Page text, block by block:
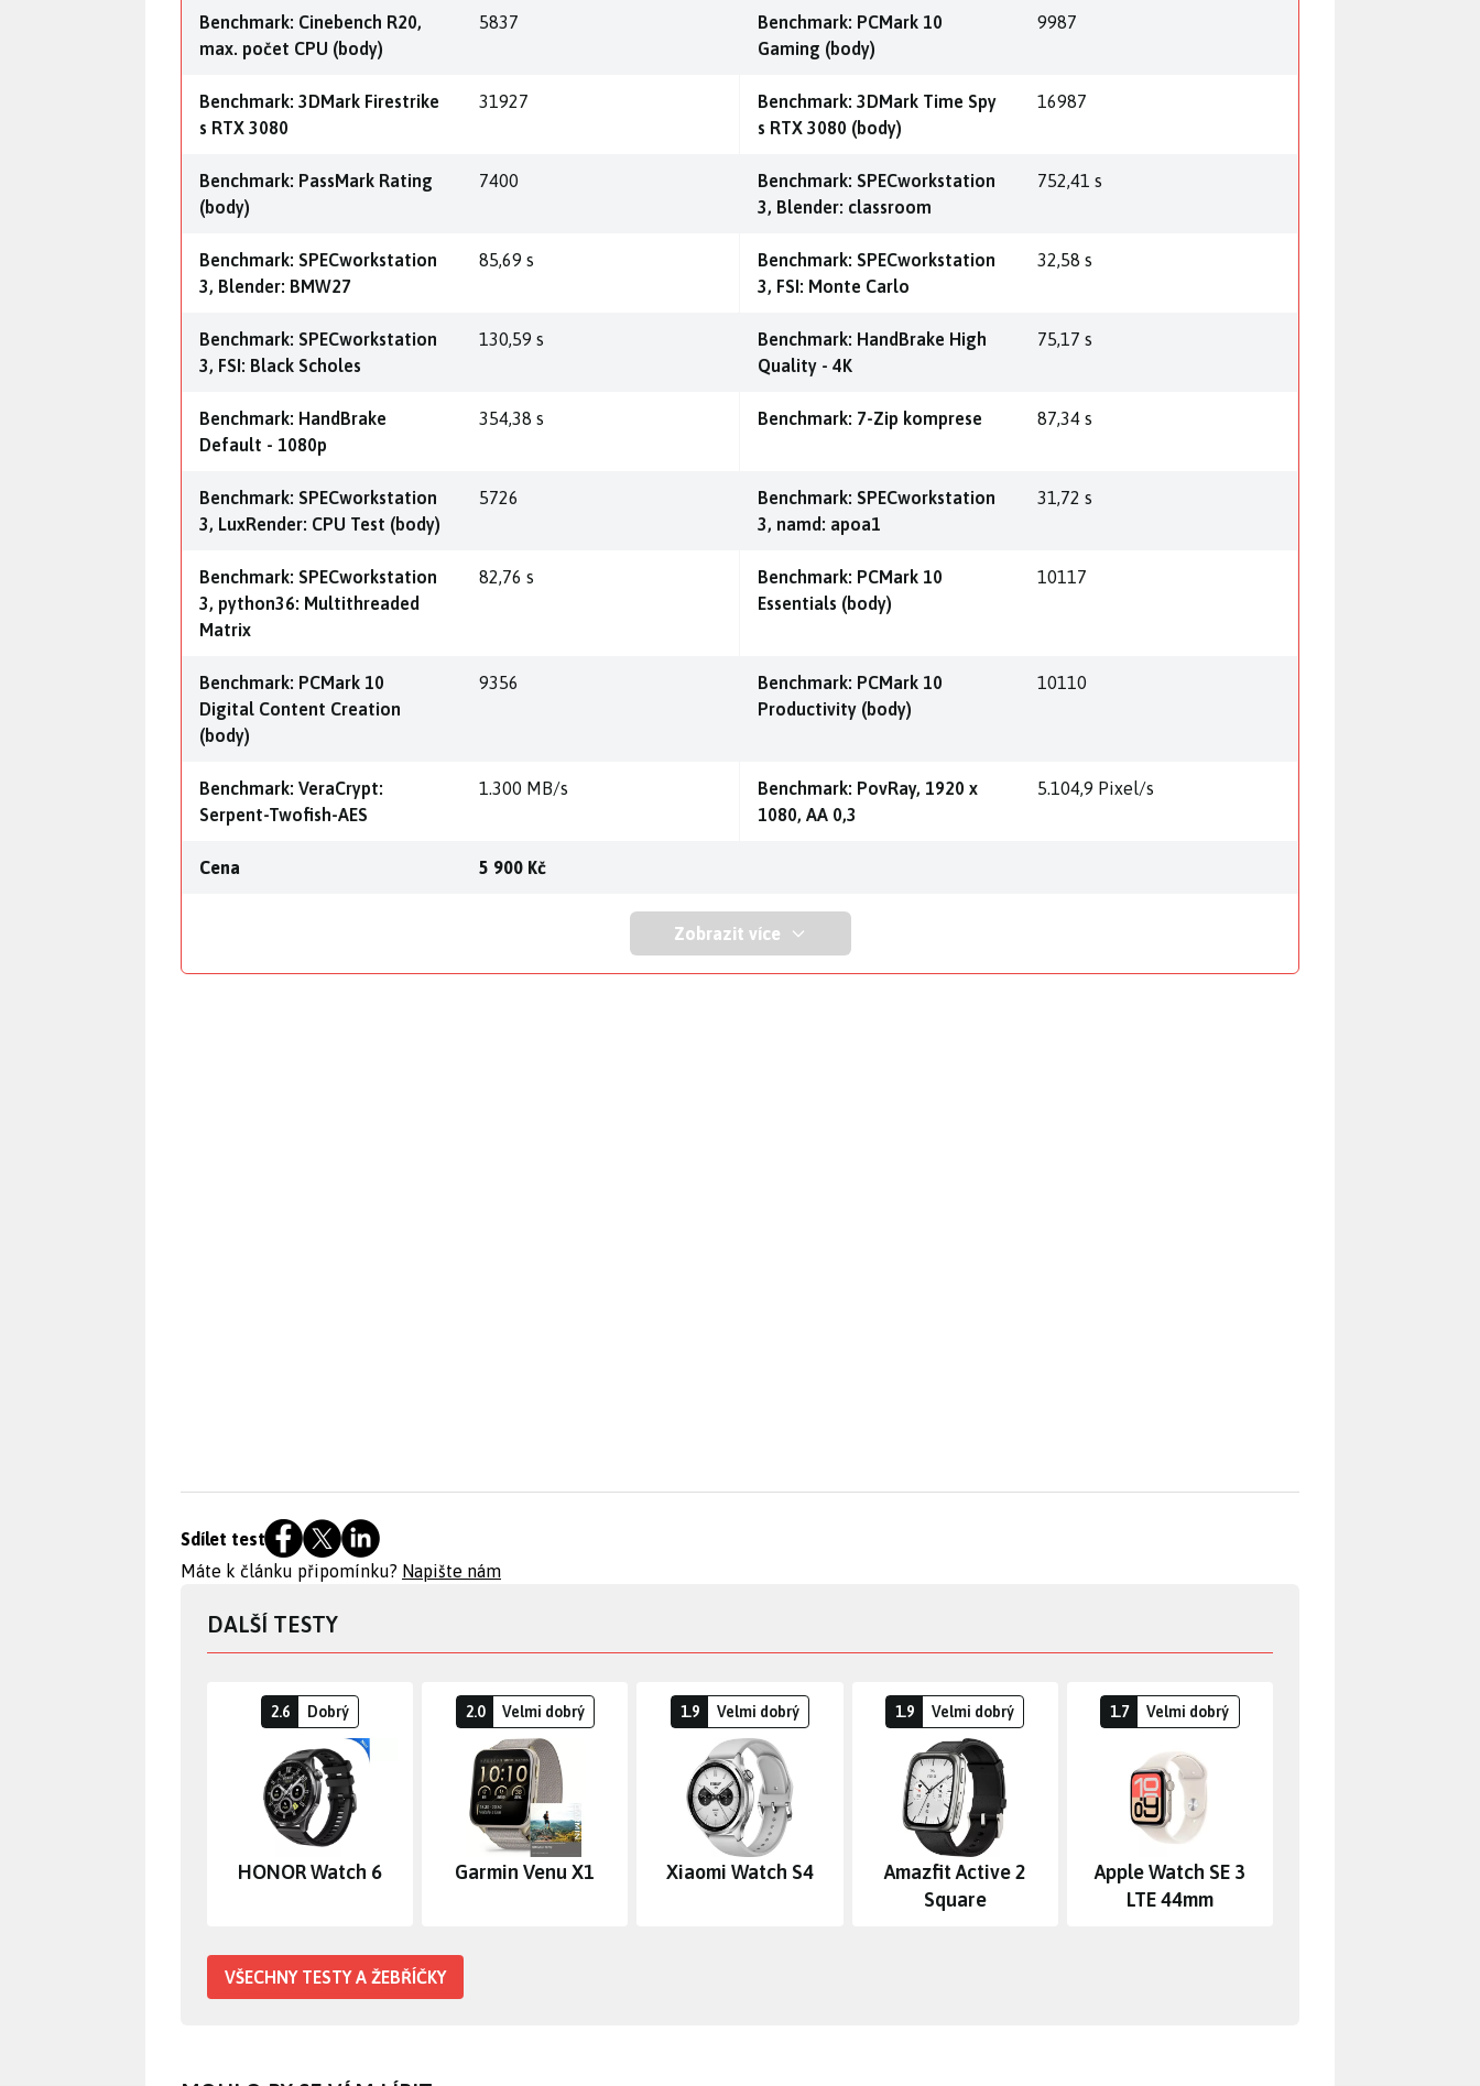
Benchmark: Cinebench R20,
max. počet CPU (body)
5837
Benchmark: PCMark 10
Gaming (body)
9987
Benchmark: 3DMark Firestrike
s RTX 3080
31927
Benchmark: 3DMark Time Spy
s RTX 3080 (body)
16987
Benchmark: PassMark Rating
(body)
7400
Benchmark: SPECworkstation
3, Blender: classroom
752,41 s
Benchmark: SPECworkstation
3, Blender: BMW27
85,69 s
Benchmark: SPECworkstation
3, FSI: Monte Carlo
32,58 s
Benchmark: SPECworkstation
3, FSI: Black Scholes
130,59 s
Benchmark: HandBrake High
Quality - 4K
75,17 s
Benchmark: HandBrake
Default - 1080p
354,38 s Benchmark: 7-Zip komprese 87,34 s
Benchmark: SPECworkstation
3, LuxRender: CPU Test (body)
5726
Benchmark: SPECworkstation
3, namd: apoa1
31,72 s
Benchmark: SPECworkstation
3, python36: Multithreaded
Matrix
82,76 s
Benchmark: PCMark 10
Essentials (body)
10117
Benchmark: PCMark 10
Digital Content Creation
(body)
9356
Benchmark: PCMark 10
Productivity (body)
10110
Benchmark: VeraCrypt:
Serpent-Twofish-AES
1.300 MB/s
Benchmark: PovRay, 1920 x
1080, AA 0,3
5.104,9 Pixel/s
Cena 5 900 Kč
Zobrazit více
Sdílet test
Máte k článku připomínku? Napište nám
DALŠÍ TESTY
2.6 Dobrý
HONOR Watch 6
2.0 Velmi dobrý
Garmin Venu X1
1.9 Velmi dobrý
Xiaomi Watch S4
1.9 Velmi dobrý
Amazfit Active 2
Square
1.7 Velmi dobrý
Apple Watch SE 3
LTE 44mm
VŠECHNY TESTY A ŽEBŘÍČKY